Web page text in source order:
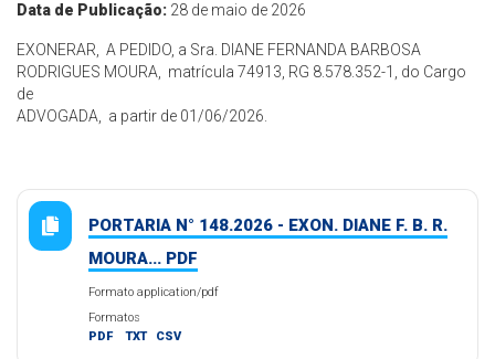
Data de Publicação: 28 de maio de 2026
EXONERAR, A PEDIDO, a Sra. DIANE FERNANDA BARBOSA
RODRIGUES MOURA, matrícula 74913, RG 8.578.352-1, do Cargo
de
ADVOGADA, a partir de 01/06/2026.
PORTARIA N° 148.2026 - EXON. DIANE F. B. R.
MOURA... PDF
Formato application/pdf
Formatos
PDF
TXT CSV